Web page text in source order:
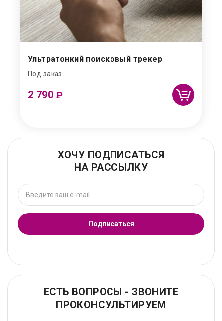
Ультратонкий поисковый трекер
Под заказ
2 790 ₽
ХОЧУ ПОДПИСАТЬСЯ
НА РАССЫЛКУ
Подписаться
ЕСТЬ ВОПРОСЫ - ЗВОНИТЕ
ПРОКОНСУЛЬТИРУЕМ